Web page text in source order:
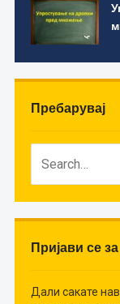
Пребарувај
Пријави се
Дали сакате